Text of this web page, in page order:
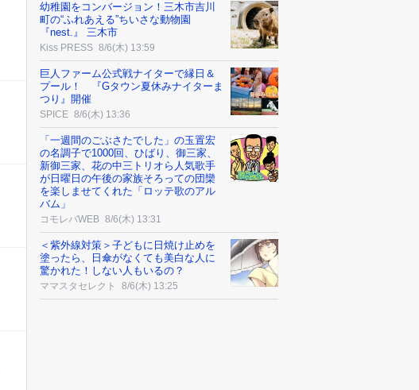
幼稚園をコンバージョン！三木市吉川
町の“ふれあえる”ちいさな動物園
『nest.』 三木市
Kiss PRESS 8/6(木) 13:59
巨人ファーム公式戦ナイターで縁日＆
プール！ 『Gタウン夏休みナイターま
つり』開催
SPICE 8/6(木) 13:36
「一週間のごぶさたでした」の玉置宏
の名調子で1000回、ひばり、御三家、
新御三家、花の中三トリオら人気歌手
が日曜日の午後の家族そろっての団欒
を楽しませてくれた「ロッテ歌のアル
バム」
コモレバWEB 8/6(木) 13:31
＜紫外線対策＞子どもに日焼け止めを
塗ったら、日傘がなくても美白な人に
驚かれた！しない人もいるの？
ママスタセレクト 8/6(木) 13:25